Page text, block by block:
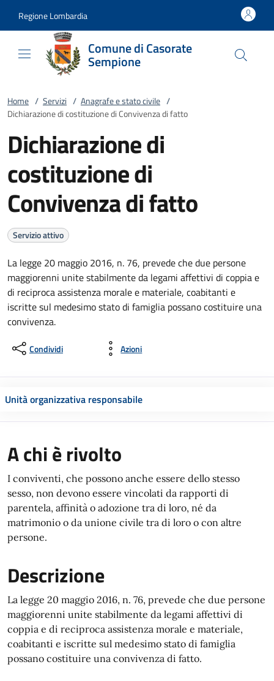
Regione Lombardia
Comune di Casorate
Sempione
Home / Servizi / Anagrafe e stato civile /
Dichiarazione di costituzione di Convivenza di fatto
Dichiarazione di
costituzione di
Convivenza di fatto
Servizio attivo
La legge 20 maggio 2016, n. 76, prevede che due persone
maggiorenni unite stabilmente da legami affettivi di coppia e
di reciproca assistenza morale e materiale, coabitanti e
iscritte sul medesimo stato di famiglia possano costituire una
convivenza.
Condividi Azioni
Unità organizzativa responsabile
A chi è rivolto
I conviventi, che possono anche essere dello stesso
sesso, non devono essere vincolati da rapporti di
parentela, affinità o adozione tra di loro, né da
matrimonio o da unione civile tra di loro o con altre
persone.
Descrizione
La legge 20 maggio 2016, n. 76, prevede che due persone
maggiorenni unite stabilmente da legami affettivi di
coppia e di reciproca assistenza morale e materiale,
coabitanti e iscritte sul medesimo stato di famiglia
possano costituire una convivenza di fatto.